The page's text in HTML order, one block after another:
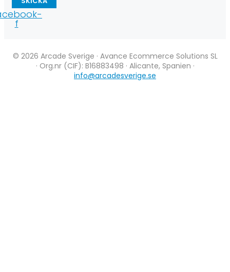
f
© 2026 Arcade Sverige · Avance Ecommerce Solutions SL
· Org.nr (CIF): B16883498 · Alicante, Spanien ·
info@arcadesverige.se